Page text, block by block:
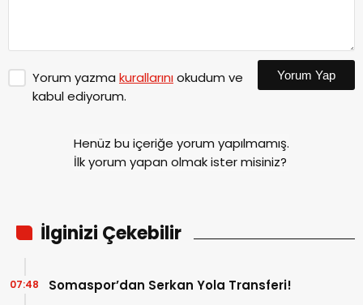
Yorum yazma kurallarınıokudum ve
kabul ediyorum.
Yorum Yap
Henüz bu içeriğe yorum yapılmamış.
İlk yorum yapan olmak ister misiniz?
İlginizi Çekebilir
Somaspor’dan Serkan Yola Transferi!
07:48